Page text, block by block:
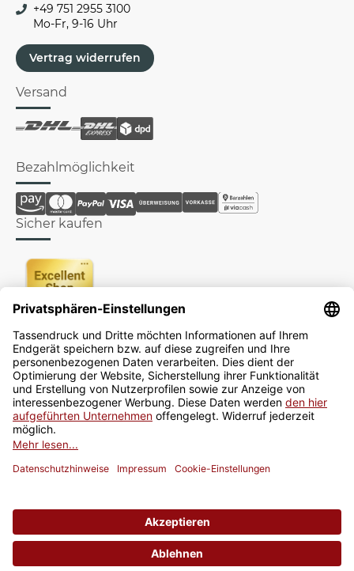
+49 751 2955 3100
Mo-Fr, 9-16 Uhr
Vertrag widerrufen
Versand
Bezahlmöglichkeit
Sicher kaufen
Newsletter